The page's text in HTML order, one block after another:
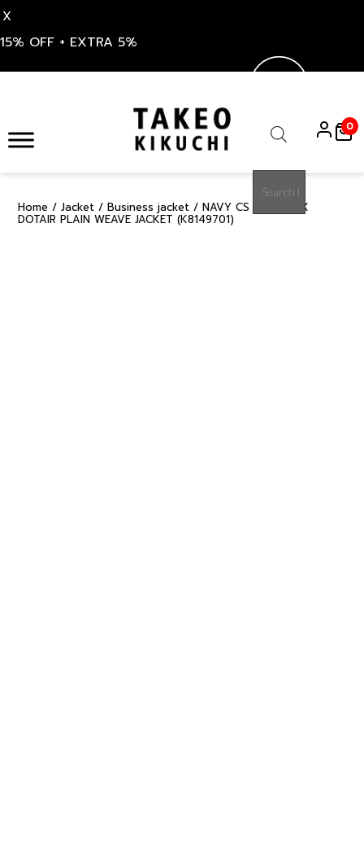
X
15% OFF + EXTRA 5%
content
search
0
Home / Jacket / Business jacket / NAVY CS PRIMEFLEX
DOTAIR PLAIN WEAVE JACKET (K8149701)